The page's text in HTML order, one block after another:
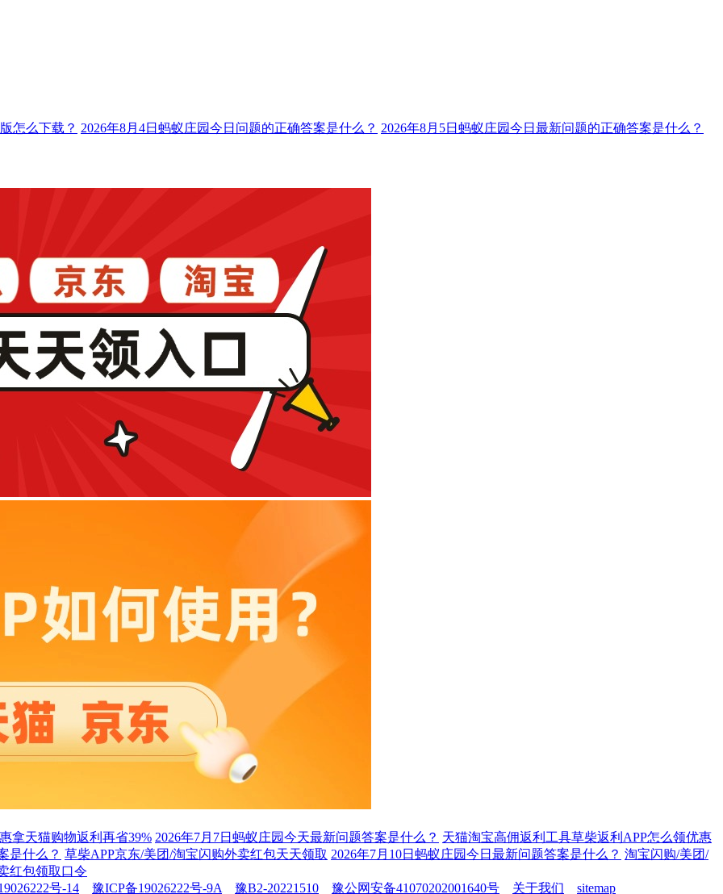
怎么下载？ 2026年8月4日蚂蚁庄园今日问题的正确答案是什么？ 2026年8月5日蚂蚁庄园今日最新问题的正确答案​是什么？
拿天猫购物返利再省39% 2026年7月7日蚂蚁庄园今天最新问题答案是什么？ 天猫淘宝高佣返利工具草柴返利APP怎么领优惠
是什么？ 草柴APP京东/美团/淘宝闪购外卖红包天天领取 2026年7月10日蚂蚁庄园今日最新问题答案是什么？ 淘宝闪购/美团/
红包领取口令
号-14
豫ICP备19026222号-9A 豫B2-20221510 豫公网安备41070202001640号 关于我们 sitemap